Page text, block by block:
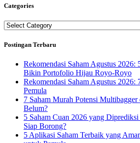
Categories
Categories
Postingan Terbaru
Rekomendasi Saham Agustus 2026:
Bikin Portofolio Hijau Royo-Royo
Rekomendasi Saham Agustus
Pemula
7 Saham Murah Potensi
Belum?
5 Saham Cuan 2026 yang
Siap Borong?
5 Aplikasi Saham Terbaik yang